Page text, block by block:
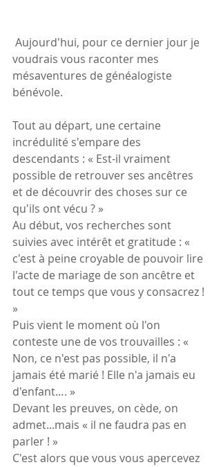
voudrais vous raconter mes
mésaventures de généalogiste
bénévole.
Tout au départ, une certaine
incrédulité s'empare des
descendants : « Est-il vraiment
possible de retrouver ses ancêtres
et de découvrir des choses sur ce
qu'ils ont vécu ? »
Au début, vos recherches sont
suivies avec intérêt et gratitude : «
c'est à peine croyable de pouvoir lire
l'acte de mariage de son ancêtre et
tout ce temps que vous y consacrez !
»
Puis vient le moment où l'on
conteste une de vos trouvailles : «
Non, ce n'est pas possible, il n'a
jamais été marié ! Elle n'a jamais eu
d'enfant…. »
Devant les preuves, on cède, on
admet...mais « il ne faudra pas en
parler ! »
C'est alors que vous vous apercevez